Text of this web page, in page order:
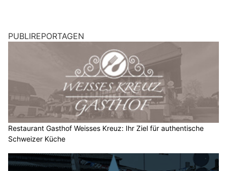
PUBLIREPORTAGEN
Restaurant Gasthof Weisses Kreuz: Ihr Ziel für authentische
Schweizer Küche